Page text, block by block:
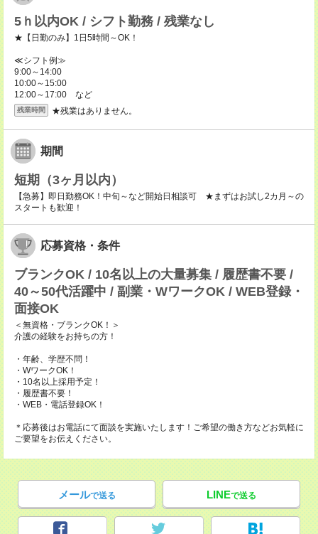
5ｈ以内OK / シフト勤務 / 残業なし
★【日勤のみ】1日5時間～OK！
≪シフト例≫
9:00～14:00
10:00～15:00
12:00～17:00 など
残業時間 ★残業はありません。
期間
短期（3ヶ月以内）
【急募】即日勤務OK！中旬～など開始日相談可 ★まずはお試し2カ月～の
スタートも歓迎！
応募資格・条件
ブランクOK / 10名以上の大量募集 / 履歴書不要 /
40～50代活躍中 / 副業・WワークOK / WEB登録・
面接OK
＜無資格・ブランクOK！＞
介護の経験をお持ちの方！
・年齢、学歴不問！
・WワークOK！
・10名以上採用予定！
・履歴書不要！
・WEB・電話登録OK！
＊応募後はお電話にて面談を実施いたします！ご希望の働き方などお気軽に
ご要望をお伝えください。
メールで送る LINEで送る